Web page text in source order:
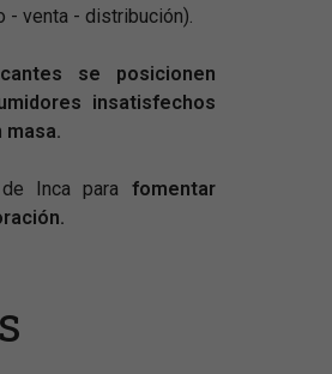
- venta - distribución).
se posicionen
insatisfechos
masa.
Inca para fomentar